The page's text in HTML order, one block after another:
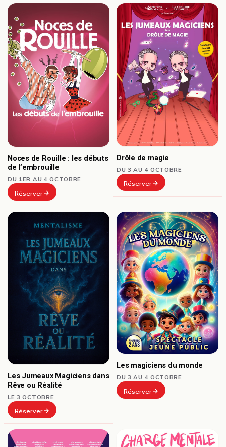
Noces de Rouille : les débuts
de l’embrouille
DU 1ER AU 4 OCTOBRE
Réserver
Drôle de magie
DU 3 AU 4 OCTOBRE
Réserver
Les Jumeaux Magiciens dans
Rêve ou Réalité
LE 3 OCTOBRE
Réserver
Les magiciens du monde
DU 3 AU 4 OCTOBRE
Réserver